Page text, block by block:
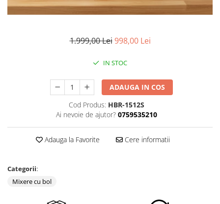
1.999,00 Lei 998,00 Lei
IN STOC
ADAUGA IN COS
Cod Produs: HBR-1512S
Ai nevoie de ajutor? 0759535210
Adauga la Favorite Cere informatii
Categorii:
Mixere cu bol